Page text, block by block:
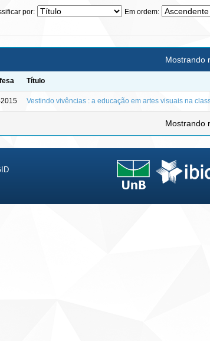
por: Em ordem:
Mostrando
Título
Vestindo vivências : a educação em artes visuais na
Mostrando